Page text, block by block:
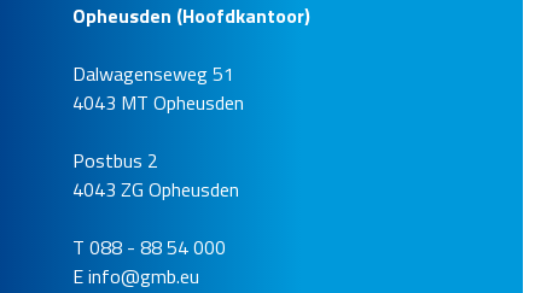
Dijkversterking Vianen
Opdrachtgever
Opheusden (Hoofdkantoor)
Dalwagenseweg 51
4043 MT Opheusden
Postbus 2
4043 ZG Opheusden
T 088 - 88 54 000
Einfo@gmb.eu